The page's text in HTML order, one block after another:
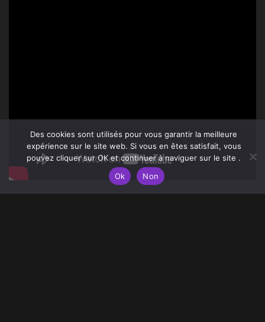
Des cookies sont utilisés pour vous garantir la meilleure
expérience sur le site web. Si vous en êtes satisfait, vous
pouvez cliquer sur OK et continuer à naviguer sur le site .
Ok
Non